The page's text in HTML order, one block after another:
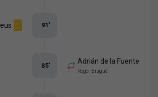
91’
Adrián de la Fuente
Roger Brugué
85’